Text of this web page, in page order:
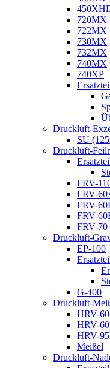
720MX
722MX
730MX
732MX
740MX
740XP
Druckluft-
SU
Druckluft-
FRV-
FRV-
FRV-
FRV-
FRV-70
Druckluft-
EP-100
G-400
Druckluft-
HRV-
HRV-
HRV-
Meißel
Druckluft-